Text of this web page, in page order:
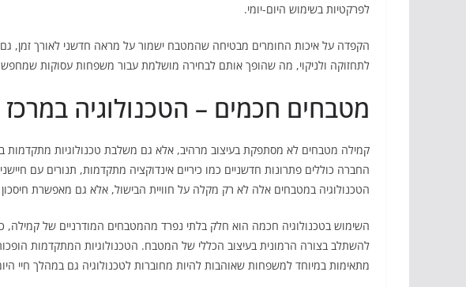
לפרקטיות בשימוש היום-יומי.
הקפדה על איכות החומרים מבטיחה שהמטבח ישמור על מראה חדשני לאורך זמן, גם
לתחזוקה ולניקוי, מה שהופך אותם לבחירה מושלמת עבור משפחות עסוקות
מטבחים חכמים – הטכנולוגיה במרכז
קמילה מטבחים לא מסתפקת בעיצוב מרהיב, אלא גם משלבת טכנולוגיות
החברה כוללים פתרונות חדשניים כמו כיריים אינדוקציה מתקדמות, תנורים עם
הטכנולוגיה במטבחים אלה לא רק מקלה על חוויית הבישול, אלא גם מאפשרת חיסכון
השימוש בטכנולוגיה חכמה הוא חלק בלתי נפרד מהמטבחים המודרניים של קמילה,
להשתלב בצורה הרמונית בעיצוב הכללי של המטבח. הטכנולוגיות המתקדמות
מתאימות במיוחד למשפחות שאוהבות להיות מחוברות לטכנולוגיה גם במהלך חיי